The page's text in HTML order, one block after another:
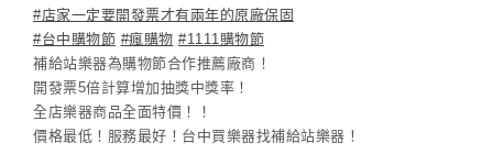
#店家一定要開發票才有兩年的原廠保固
#台中購物節 #瘋購物 #1111購物節
補給站樂器為購物節合作推薦廠商！
開發票5倍計算增加抽獎中獎率！
全店樂器商品全面特價！！
價格最低！服務最好！台中買樂器找補給站樂器！